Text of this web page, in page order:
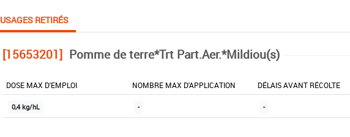
USAGES RETIRÉS
[15653201] Pomme de terre*Trt Part.Aer.*Mildiou(s)
DOSE MAX D'EMPLOI NOMBRE MAX D'APPLICATION DÉLAIS AVANT RÉCOLTE
0,4 kg/hL - -